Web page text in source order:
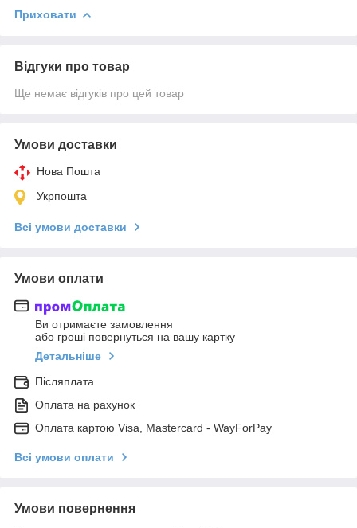
Приховати
Відгуки про товар
Ще немає відгуків про цей товар
Умови доставки
Нова Пошта
Укрпошта
Всі умови доставки
Умови оплати
Ви отримаєте замовлення
або гроші повернуться на вашу картку
Детальніше
Післяплата
Оплата на рахунок
Оплата картою Visa, Mastercard - WayForPay
Всі умови оплати
Умови повернення